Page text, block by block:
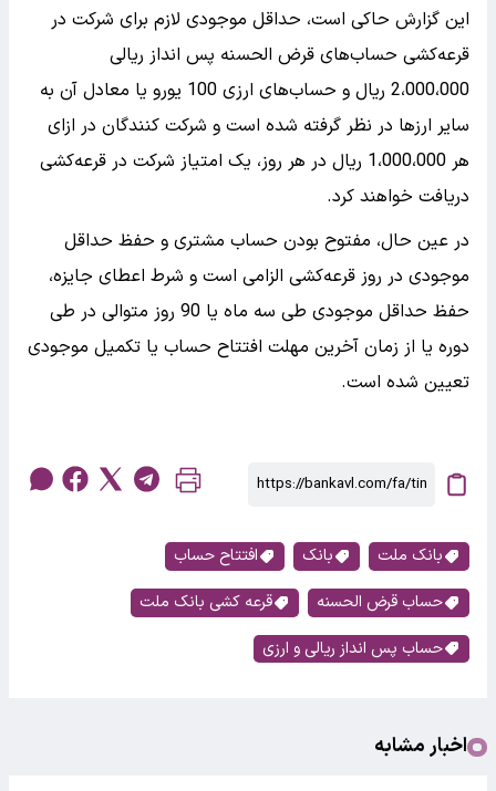
این گزارش حاکی است، حداقل موجودی لازم برای شرکت در
قرعه‌کشی حساب‌های قرض‌ الحسنه پس‌ انداز ریالی
2،000،000 ریال و حساب‌های ارزی 100 یورو یا معادل آن به
سایر ارزها در نظر گرفته شده است و شرکت کنندگان در ازای
هر 1،000،000 ریال در هر روز، یک امتیاز شرکت در قرعه‌کشی
دریافت خواهند کرد.
در عین حال، مفتوح بودن حساب مشتری و حفظ حداقل
موجودی در روز قرعه‌کشی الزامی است و شرط اعطای جایزه،
حفظ حداقل موجودی طی سه ماه یا 90 روز متوالی در طی
دوره یا از زمان آخرین مهلت افتتاح حساب یا تکمیل موجودی
تعیین شده است.
بانک ملت بانک
افتتاح حساب
حساب قرض الحسنه
قرعه کشی بانک ملت
حساب پس‌ انداز ریالی و ارزی
اخبار مشابه